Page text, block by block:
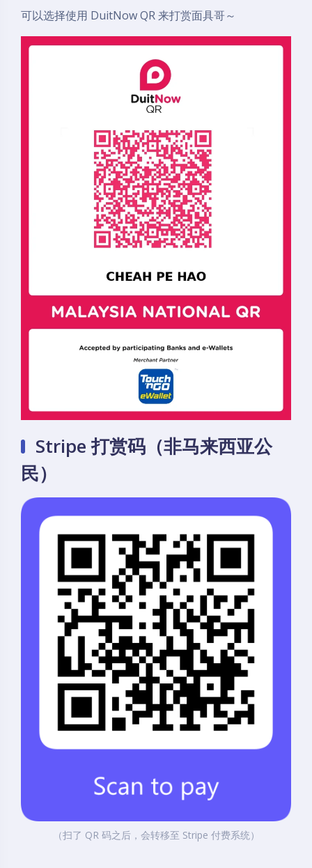
可以选择使用 DuitNow QR 来打赏面具哥～
Stripe 打赏码（非马来西亚公
民）
（扫了 QR 码之后，会转移至 Stripe 付费系统）